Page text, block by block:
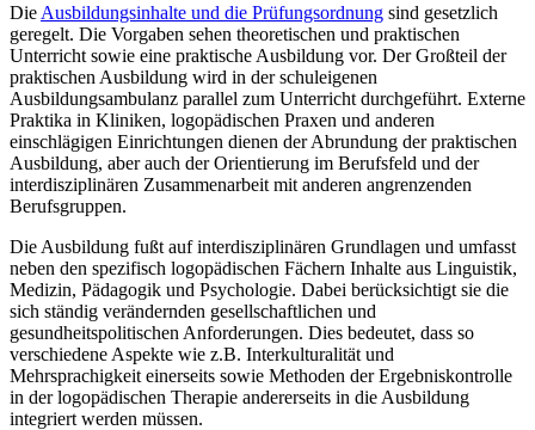
Die Ausbildungsinhalte und die Prüfungsordnung sind gesetzlich
geregelt. Die Vorgaben sehen theoretischen und praktischen
Unterricht sowie eine praktische Ausbildung vor. Der Großteil der
praktischen Ausbildung wird in der schuleigenen
Ausbildungsambulanz parallel zum Unterricht durchgeführt. Externe
Praktika in Kliniken, logopädischen Praxen und anderen
einschlägigen Einrichtungen dienen der Abrundung der praktischen
Ausbildung, aber auch der Orientierung im Berufsfeld und der
interdisziplinären Zusammenarbeit mit anderen angrenzenden
Berufsgruppen.
Die Ausbildung fußt auf interdisziplinären Grundlagen und umfasst
neben den spezifisch logopädischen Fächern Inhalte aus Linguistik,
Medizin, Pädagogik und Psychologie. Dabei berücksichtigt sie die
sich ständig verändernden gesellschaftlichen und
gesundheitspolitischen Anforderungen. Dies bedeutet, dass so
verschiedene Aspekte wie z.B. Interkulturalität und
Mehrsprachigkeit einerseits sowie Methoden der Ergebniskontrolle
in der logopädischen Therapie andererseits in die Ausbildung
integriert werden müssen.